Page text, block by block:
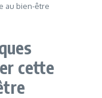
au bien-être
cette